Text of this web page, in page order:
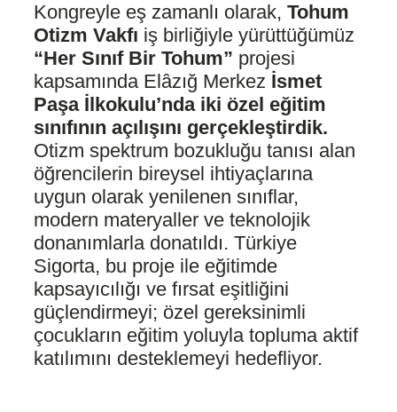
Kongreyle eş zamanlı olarak, Tohum
Otizm Vakfı iş birliğiyle yürüttüğümüz
“Her Sınıf Bir Tohum” projesi
kapsamında Elâzığ Merkez İsmet
Paşa İlkokulu’nda iki özel eğitim
sınıfının açılışını gerçekleştirdik.
Otizm spektrum bozukluğu tanısı alan
öğrencilerin bireysel ihtiyaçlarına
uygun olarak yenilenen sınıflar,
modern materyaller ve teknolojik
donanımlarla donatıldı. Türkiye
Sigorta, bu proje ile eğitimde
kapsayıcılığı ve fırsat eşitliğini
güçlendirmeyi; özel gereksinimli
çocukların eğitim yoluyla topluma aktif
katılımını desteklemeyi hedefliyor.